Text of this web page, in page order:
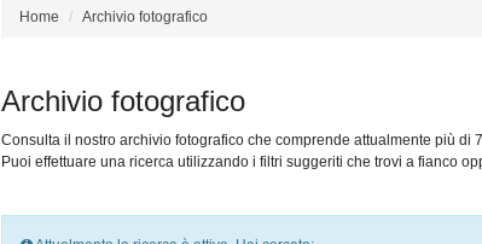
Home Archivio fotografico
Archivio fotografico
Consulta il nostro archivio fotografico che comprende attualmente più di
Puoi effettuare una ricerca utilizzando i filtri suggeriti che trovi a fianco